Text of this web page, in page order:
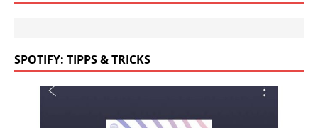
SPOTIFY: TIPPS & TRICKS